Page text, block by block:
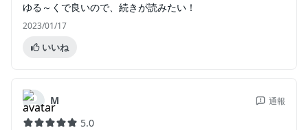
ゆる～くで良いので、続きが読みたい！
2023/01/17
いいね
M 通報
5.0